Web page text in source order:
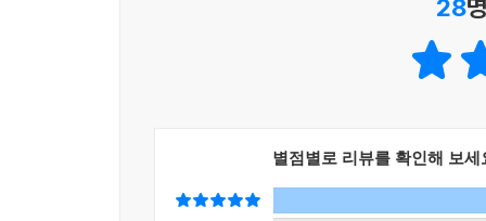
개구쟁이 등 자세히 들여다보면 하나하나 돋보이
장면에서는 중심 캐릭터의 심리에 집중되기도
28
별점별로 리뷰를 확인해 보세